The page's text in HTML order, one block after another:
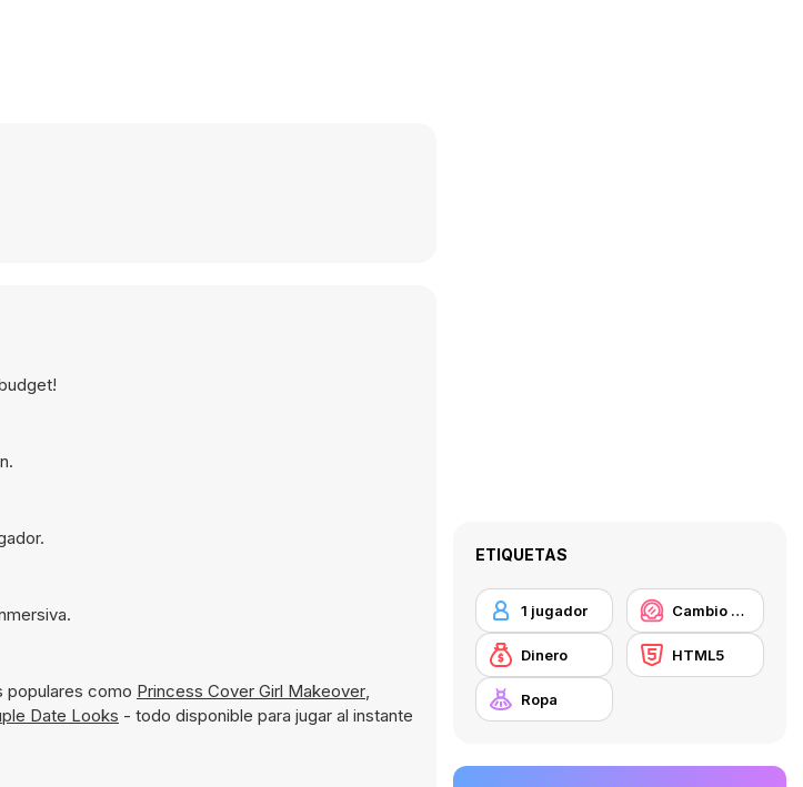
populares como Princess Cover Girl Makeover,
Date Looks - todo disponible para jugar al instante
ETIQUETAS
1 jugador Cambio de look / Maquillaje
Dinero HTML5
Ropa